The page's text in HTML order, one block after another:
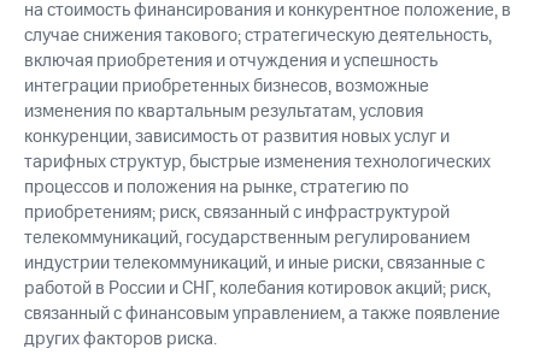
на стоимость финансирования и конкурентное положение, в
случае снижения такового; стратегическую деятельность,
включая приобретения и отчуждения и успешность
интеграции приобретенных бизнесов, возможные
изменения по квартальным результатам, условия
конкуренции, зависимость от развития новых услуг и
тарифных структур, быстрые изменения технологических
процессов и положения на рынке, стратегию по
приобретениям; риск, связанный с инфраструктурой
телекоммуникаций, государственным регулированием
индустрии телекоммуникаций, и иные риски, связанные с
работой в России и СНГ, колебания котировок акций; риск,
связанный с финансовым управлением, а также появление
других факторов риска.